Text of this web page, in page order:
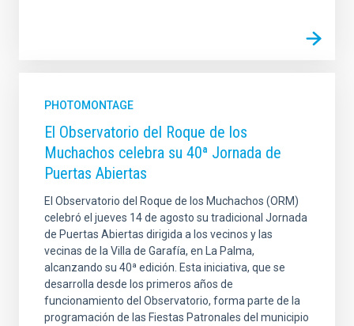
PHOTOMONTAGE
El Observatorio del Roque de los
Muchachos celebra su 40ª Jornada de
Puertas Abiertas
El Observatorio del Roque de los Muchachos (ORM)
celebró el jueves 14 de agosto su tradicional Jornada
de Puertas Abiertas dirigida a los vecinos y las
vecinas de la Villa de Garafía, en La Palma,
alcanzando su 40ª edición. Esta iniciativa, que se
desarrolla desde los primeros años de
funcionamiento del Observatorio, forma parte de la
programación de las Fiestas Patronales del municipio